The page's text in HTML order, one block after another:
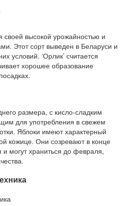
своей высокой урожайностью и
Этот сорт выведен в Беларуси и
условий. ‘Орлик’ считается
хорошее образование
размера, с кисло-сладким
для употребления в свежем
Яблоки имеют характерный
кожице. Они созревают в конце
и могут храниться до февраля,